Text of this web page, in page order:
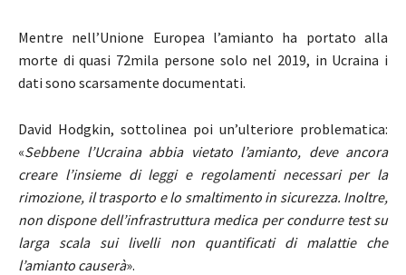
Mentre nell’Unione Europea l’amianto ha portato alla
morte di quasi 72mila persone solo nel 2019, in Ucraina i
dati sono scarsamente documentati.
David Hodgkin, sottolinea poi un’ulteriore problematica:
«Sebbene l’Ucraina abbia vietato l’amianto, deve ancora
creare l’insieme di leggi e regolamenti necessari per la
rimozione, il trasporto e lo smaltimento in sicurezza. Inoltre,
non dispone dell’infrastruttura medica per condurre test su
larga scala sui livelli non quantificati di malattie che
l’amianto causerà».